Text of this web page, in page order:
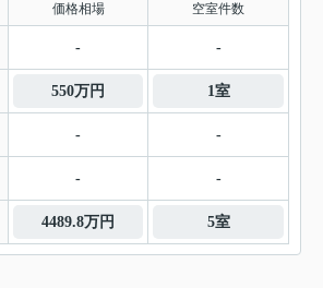
価格相場 空室件数
- -
550万円 1室
- -
- -
4489.8万円 5室